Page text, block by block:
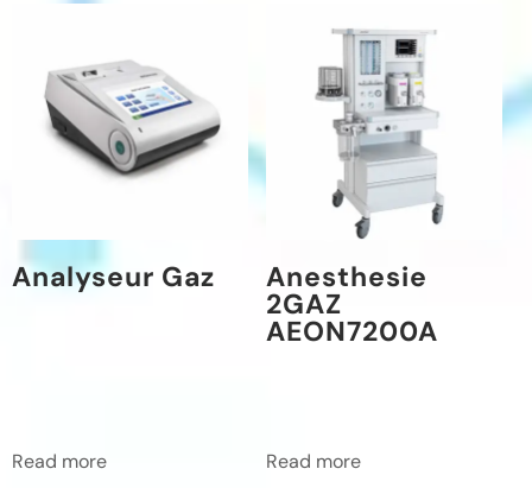
Analyseur Gaz
Read more
Anesthesie
2GAZ
AEON7200A
Read more